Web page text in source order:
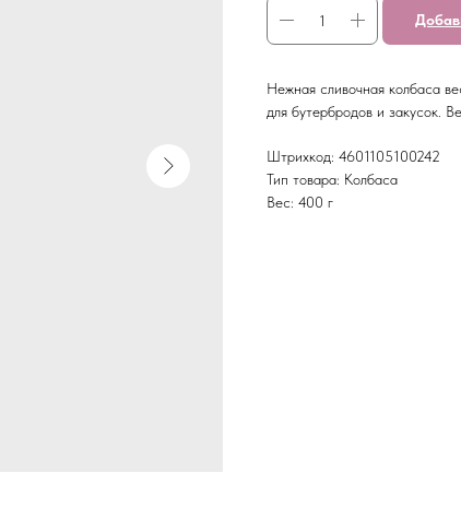
Нежная сливочная колбаса
для бутербродов и закусок.
Штрихкод: 4601105100242
Тип товара: Колбаса
Вес: 400 г